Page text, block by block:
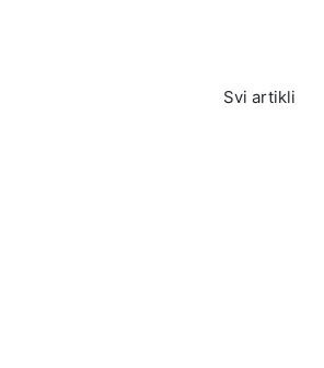
Svi artikli